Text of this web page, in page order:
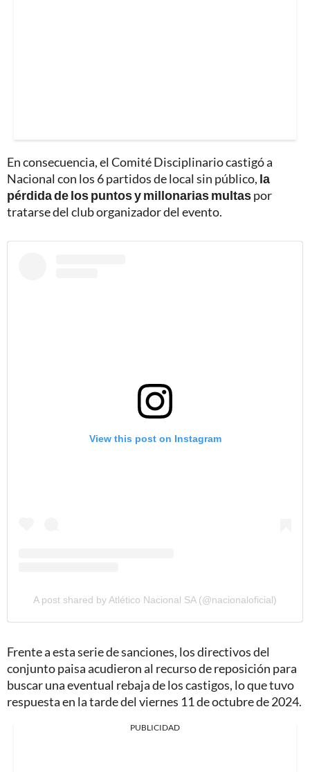
En consecuencia, el Comité Disciplinario castigó a
Nacional con los 6 partidos de local sin público, la
pérdida de los puntos y millonarias multaspor
tratarse del club organizador del evento.
View this post on Instagram
A post shared by Atlético Nacional SA (@nacionaloficial)
Frente a esta serie de sanciones, los directivos del
conjunto paisa acudieron al recurso de reposición para
buscar una eventual rebaja de los castigos, lo que tuvo
respuesta en la tarde del viernes 11 de octubre de 2024.
PUBLICIDAD